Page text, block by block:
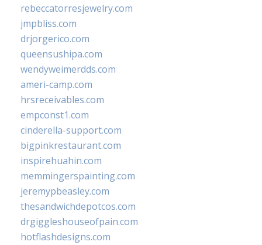
rebeccatorresjewelry.com
jmpbliss.com
drjorgerico.com
queensushipa.com
wendyweimerdds.com
ameri-camp.com
hrsreceivables.com
empconst1.com
cinderella-support.com
bigpinkrestaurant.com
inspirehuahin.com
memmingerspainting.com
jeremypbeasley.com
thesandwichdepotcos.com
drgiggleshouseofpain.com
hotflashdesigns.com